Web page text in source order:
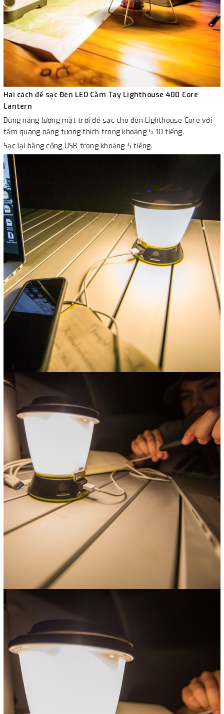
Hai cách để sạc Đèn LED Cầm Tay Lighthouse 400 Core
Lantern
Dùng năng lượng mặt trời để sạc cho đèn Lighthouse Core với
tấm quang năng tương thích trong khoảng 5-10 tiếng.
Sạc lại bằng cổng USB trong khoảng 5 tiếng.